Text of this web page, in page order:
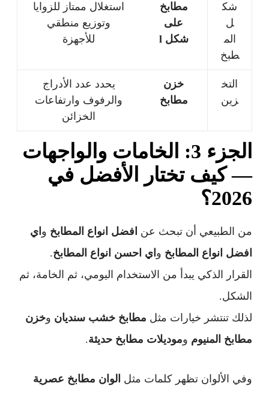
شك
ل
الم
طبخ
مطابخ
على
شكل l
استغلال ممتاز للزوايا
وتوزيع منطقي
للأجهزة
التخ
زين
خزن
مطابخ
يحدد عدد الأدراج
والرفوف وارتفاعات
الخزائن
الجزء 3: الخامات والواجهات
— كيف تختار الأفضل في
2026؟
من الطبيعي أن تبحث عن افضل انواع المطابخ و اي
افضل انواع المطابخ و اي احسن انواع المطابخ.
القرار الذكي يبدأ من الاستخدام اليومي، ثم الخامة، ثم
الشكل.
لذلك تنتشر خيارات مثل مطابخ خشب سنديان وخزن
مطابخ المنيوم وموديلات مطابخ حديثة.
وفي الألوان تظهر كلمات مثل الوان مطابخ عصرية